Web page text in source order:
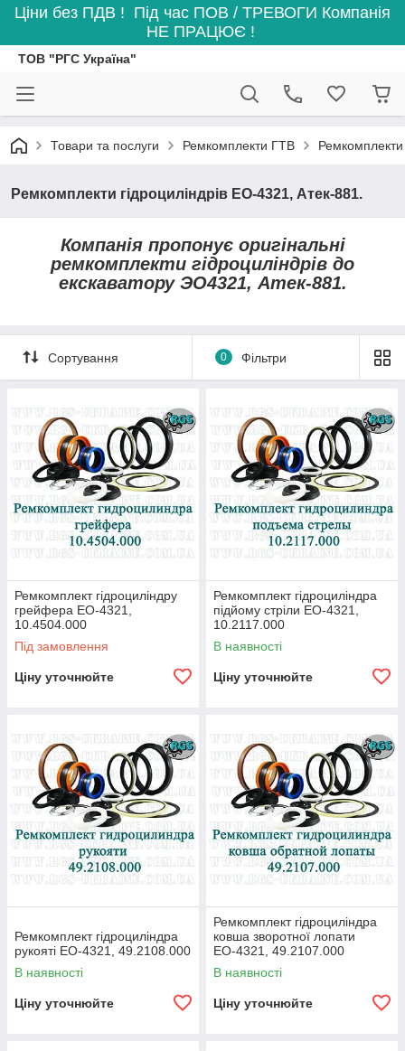
Ціни без ПДВ ! Під час ПОВ / ТРЕВОГИ Компанія
НЕ ПРАЦЮЄ !
ТОВ "РГС Україна"
Товари та послуги Ремкомплекти ГТВ Ремкомплекти
Ремкомплекти гідроциліндрів ЕО-4321, Атек-881.
Компанія пропонує оригінальні
ремкомплекти гідроциліндрів до
екскаватору ЭО4321, Атек-881.
Сортування 0 Фільтри
Ремкомплект гідроциліндру
грейфера ЕО-4321,
10.4504.000
Під замовлення
Ціну уточнюйте
Ремкомплект гідроциліндра
підйому стріли ЕО-4321,
10.2117.000
В наявності
Ціну уточнюйте
Ремкомплект гідроциліндра
рукояті ЕО-4321, 49.2108.000
В наявності
Ціну уточнюйте
Ремкомплект гідроциліндра
ковша зворотної лопати
ЕО-4321, 49.2107.000
В наявності
Ціну уточнюйте